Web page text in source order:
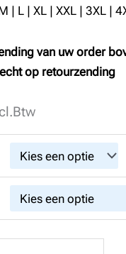
| L | XL | XXL | 3XL |
van uw order
op retourzending